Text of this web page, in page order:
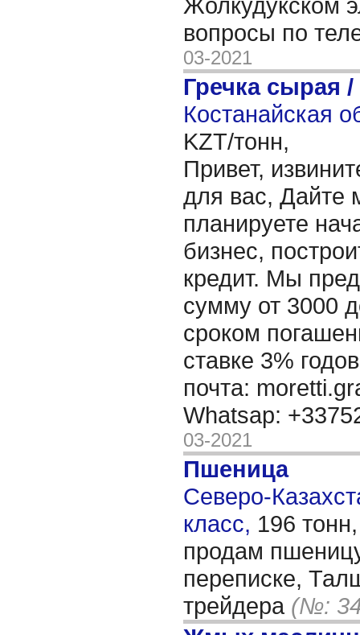
вопросы по
03-2021
Гречка сырая /
Костанайская
KZT/тонн,
Привет,
для вас, Дайте
планируете
бизнес,
кредит. Мы
сумму от 3000
сроком
ставке 3%
почта:
Whatsap:
03-2021
Пшеница
Северо-
класс, 196
продам
переписке,
трейдера (№: